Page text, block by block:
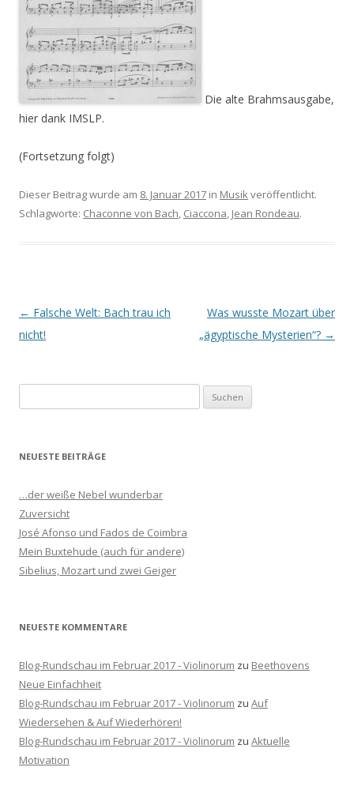
Die alte Brahmsausgabe,
hier dank IMSLP.
(Fortsetzung folgt)
Dieser Beitrag wurde am 8. Januar 2017 in Musikveröffentlicht.
Schlagworte: Chaconne von Bach, Ciaccona, Jean Rondeau.
Beitrags-
Navigation
← Falsche Welt: Bach trau ich
nicht!
Was wusste Mozart über
„ägyptische Mysterien“? →
u
h
n
a
c
h
NEUESTE BEITRÄGE
…der weiße Nebel wunderbar
Zuversicht
José Afonso und Fados de Coimbra
Mein Buxtehude (auch für andere)
Sibelius, Mozart und zwei Geiger
NEUESTE KOMMENTARE
Blog-Rundschau im Februar 2017 - Violinorum zu Beethovens
Neue Einfachheit
Blog-Rundschau im Februar 2017 - Violinorum zu Auf
Wiedersehen & Auf Wiederhören!
Blog-Rundschau im Februar 2017 - Violinorum zu Aktuelle
Motivation